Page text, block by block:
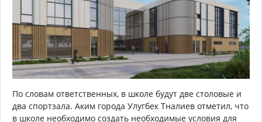
По словам ответственных, в школе будут две столовые и
два спортзала. Аким города Улугбек Тналиев отметил, что
в школе необходимо создать необходимые условия для